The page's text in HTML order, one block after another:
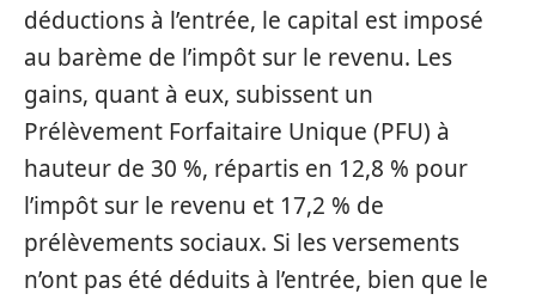
déductions à l’entrée, le capital est imposé
au barème de l’impôt sur le revenu. Les
gains, quant à eux, subissent un
Prélèvement Forfaitaire Unique (PFU) à
hauteur de 30 %, répartis en 12,8 % pour
l’impôt sur le revenu et 17,2 % de
prélèvements sociaux. Si les versements
n’ont pas été déduits à l’entrée, bien que le